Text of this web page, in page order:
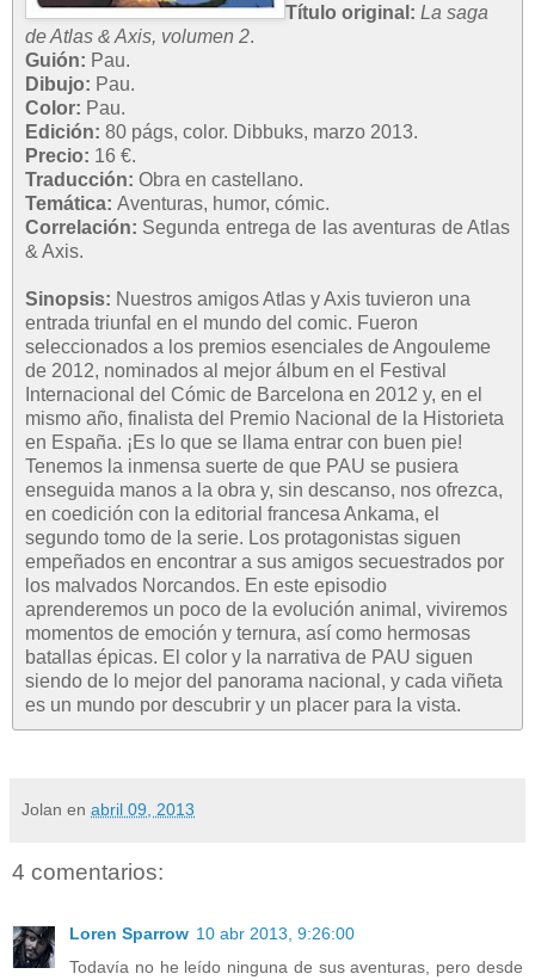
Título original: La saga
de Atlas & Axis, volumen 2.
Guión: Pau.
Dibujo: Pau.
Color: Pau.
Edición: 80 págs, color. Dibbuks, marzo 2013.
Precio: 16 €.
Traducción: Obra en castellano.
Temática: Aventuras, humor, cómic.
Correlación: Segunda entrega de las aventuras de Atlas
& Axis.
Sinopsis: Nuestros amigos Atlas y Axis tuvieron una
entrada triunfal en el mundo del comic. Fueron
seleccionados a los premios esenciales de Angouleme
de 2012, nominados al mejor álbum en el Festival
Internacional del Cómic de Barcelona en 2012 y, en el
mismo año, finalista del Premio Nacional de la Historieta
en España. ¡Es lo que se llama entrar con buen pie!
Tenemos la inmensa suerte de que PAU se pusiera
enseguida manos a la obra y, sin descanso, nos ofrezca,
en coedición con la editorial francesa Ankama, el
segundo tomo de la serie. Los protagonistas siguen
empeñados en encontrar a sus amigos secuestrados por
los malvados Norcandos. En este episodio
aprenderemos un poco de la evolución animal, viviremos
momentos de emoción y ternura, así como hermosas
batallas épicas. El color y la narrativa de PAU siguen
siendo de lo mejor del panorama nacional, y cada viñeta
es un mundo por descubrir y un placer para la vista.
Jolan en abril 09, 2013
4 comentarios:
Loren Sparrow 10 abr 2013, 9:26:00
Todavía no he leído ninguna de sus aventuras, pero desde